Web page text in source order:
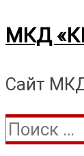
Перейти
МКД
Сайт
Поиск: